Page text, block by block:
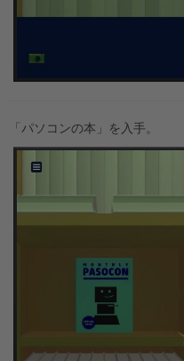
「パソコンの本」を入手。